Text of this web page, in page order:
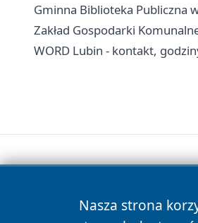
Gminna Biblioteka Publiczna
Zakład Gospodarki
WORD Lubin - kontakt,
Nasza strona